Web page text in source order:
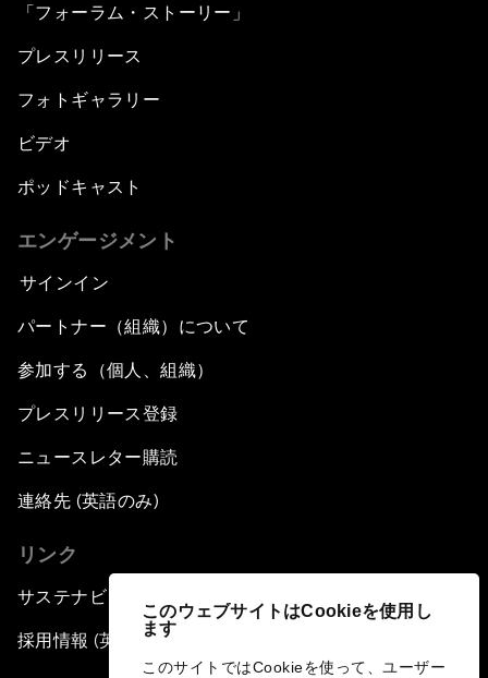
このウェブサイトはCookieを使用し
ます
このサイトではCookieを使って、ユーザー
「フォーラム・ストーリー」
プレスリリース
フォトギャラリー
ビデオ
ポッドキャスト
エンゲージメント
サインイン
パートナー（組織）について
参加する（個人、組織）
プレスリリース登録
ニュースレター購読
連絡先 (英語のみ)
リンク
サステナビリティへの取り組み
採用情報 (英語のみ)